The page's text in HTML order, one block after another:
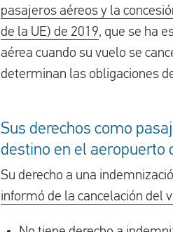
pasajeros aéreos y la
de la UE) de 2019, que se ha
aérea cuando su vuelo se
determinan las obligaciones
Sus derechos como
destino en el aeropuerto
Su derecho a una
informó de la cancelación del